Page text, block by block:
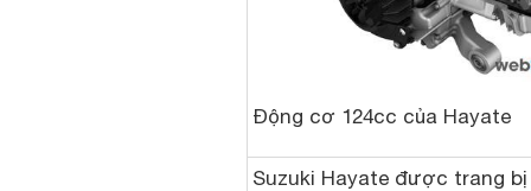
Động cơ 124cc của Hayate
Suzuki Hayate được trang